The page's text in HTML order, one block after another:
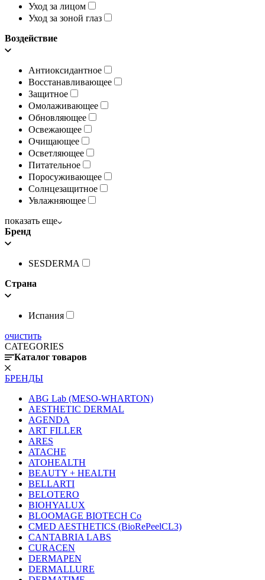
Уход за лицом
Уход за зоной глаз
Воздействие
Антиоксидантное
Восстанавливающее
Защитное
Омолаживающее
Обновляющее
Освежающее
Очищающее
Осветляющее
Питательное
Поросуживающее
Солнцезащитное
Увлажняющее
показать еще
Бренд
SESDERMA
Страна
Испания
очистить
CATEGORIES
Каталог товаров
БРЕНДЫ
ABG Lab (MESO-WHARTON)
AESTHETIC DERMAL
AGENDA
ART FILLER
ARES
ATACHE
ATOHEALTH
BEAUTY + HEALTH
BELLARTI
BELOTERO
BIOHYALUX
BLOOMAGE BIOTECH Co
CMED AESTHETICS (BioRePeelCL3)
CANTABRIA LABS
CURACEN
DERMAPEN
DERMALLURE